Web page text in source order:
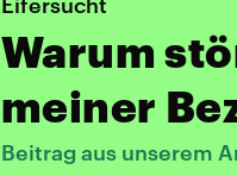
Warum
meiner
Beitrag aus unserem